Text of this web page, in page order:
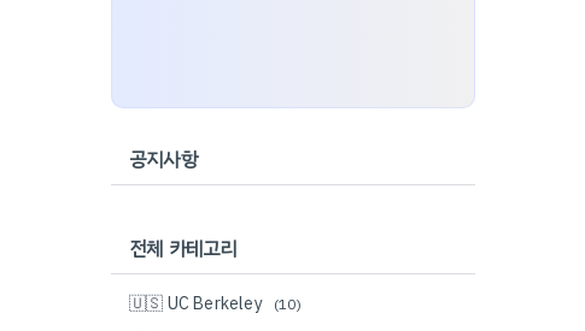
공지사항
전체 카테고리
🇺🇸 UC Berkeley (10)